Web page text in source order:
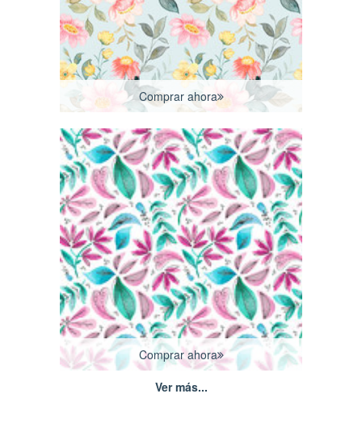
Comprar ahora
Comprar ahora
Ver más...